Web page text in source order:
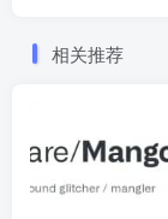
相关推荐